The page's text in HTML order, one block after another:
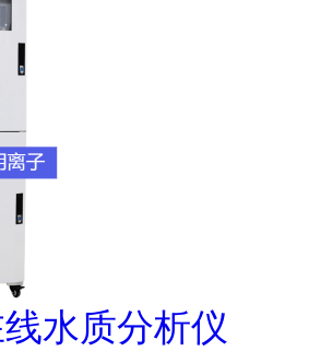
水质分析仪